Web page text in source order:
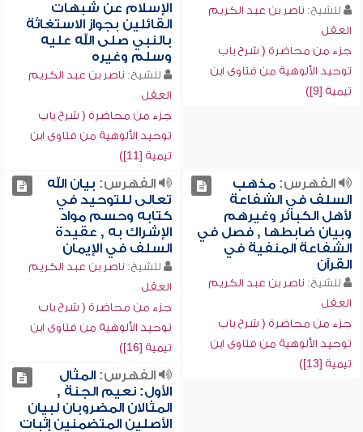
للشيخ: ناصر بن عبد الكريم
العقل
جزء من محاضرة ( شرح باب
توحيد الألوهية من فتاوى ابن
تيمية [9])
الإسلام عن شبهات
القائلين بجواز الاستغاثة
بالنبي صلى الله عليه
وسلم وغيره
للشيخ: ناصر بن عبد الكريم
العقل
جزء من محاضرة ( شرح باب
توحيد الألوهية من فتاوى ابن
تيمية [11])
الفهرس:مذهب
السلف في الشفاعة
لأهل الكبائر وغيرهم
وبيان ضابطها , فصل في
الشفاعة المنفية في
القرآن
للشيخ: ناصر بن عبد الكريم
العقل
جزء من محاضرة ( شرح باب
توحيد الألوهية من فتاوى ابن
تيمية [13])
الفهرس: بيان الله
تعالى للتوحيد في
كتابه وحسم مواد
الإشراك به , عقيدة
السلف في الإيمان
للشيخ: ناصر بن عبد الكريم
العقل
جزء من محاضرة ( شرح باب
توحيد الألوهية من فتاوى ابن
تيمية [16])
الفهرس:المثال
الأول: نعيم الجنة ,
المثالان المضروبان لبيان
الأصلين المتضمنين إثبات